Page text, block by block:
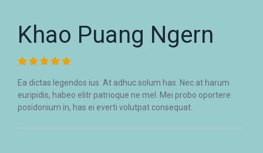
Khao Puang Ngern
Ea dictas legendos ius. At adhuc solum has. Nec at harum
euripidis, habeo elitr patrioque ne mel. Mei probo oportere
posidonium in, has ei everti volutpat consequat.